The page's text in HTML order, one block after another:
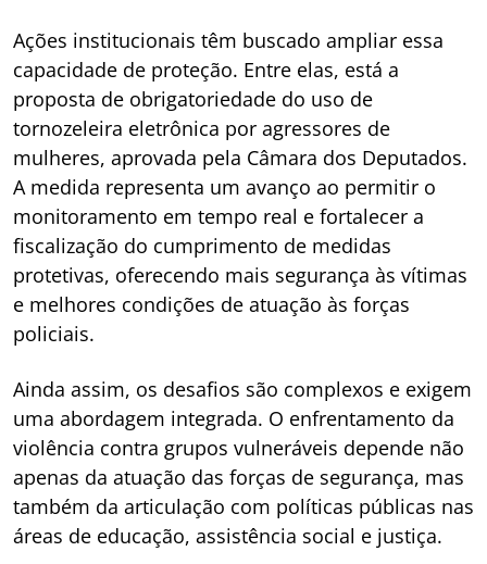
Ações institucionais têm buscado ampliar essa
capacidade de proteção. Entre elas, está a
proposta de obrigatoriedade do uso de
tornozeleira eletrônica por agressores de
mulheres, aprovada pela Câmara dos Deputados.
A medida representa um avanço ao permitir o
monitoramento em tempo real e fortalecer a
fiscalização do cumprimento de medidas
protetivas, oferecendo mais segurança às vítimas
e melhores condições de atuação às forças
policiais.
Ainda assim, os desafios são complexos e exigem
uma abordagem integrada. O enfrentamento da
violência contra grupos vulneráveis depende não
apenas da atuação das forças de segurança, mas
também da articulação com políticas públicas nas
áreas de educação, assistência social e justiça.